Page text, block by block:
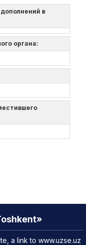
в
органа:
a link to www.uzse.uz